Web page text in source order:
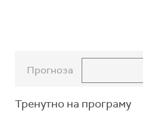
Прогноза
Тренутно на програму